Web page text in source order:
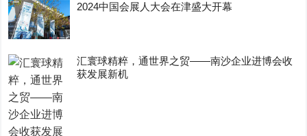
2024中国会展人大会在津盛大开幕
汇寰球精粹，通世界之贸——南沙企业进博会收
获发展新机